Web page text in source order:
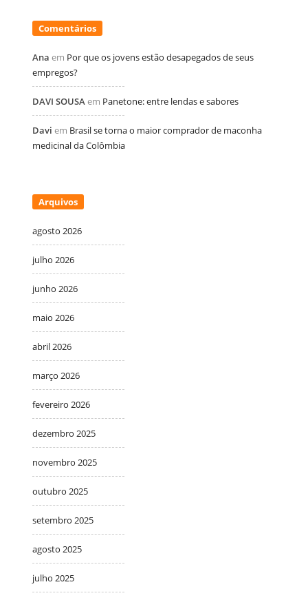
Comentários
Ana em Por que os jovens estão desapegados de seus
empregos?
DAVI SOUSAem Panetone: entre lendas e sabores
Davi em Brasil se torna o maior comprador de maconha
medicinal da Colômbia
Arquivos
agosto 2026
julho 2026
junho 2026
maio 2026
abril 2026
março 2026
fevereiro 2026
dezembro 2025
novembro 2025
outubro 2025
setembro 2025
agosto 2025
julho 2025